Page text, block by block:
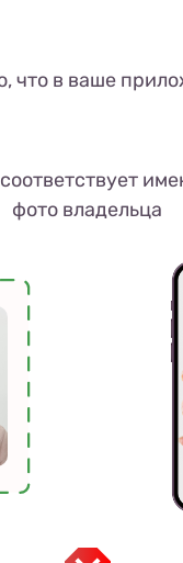
что в ваше
фото владельца